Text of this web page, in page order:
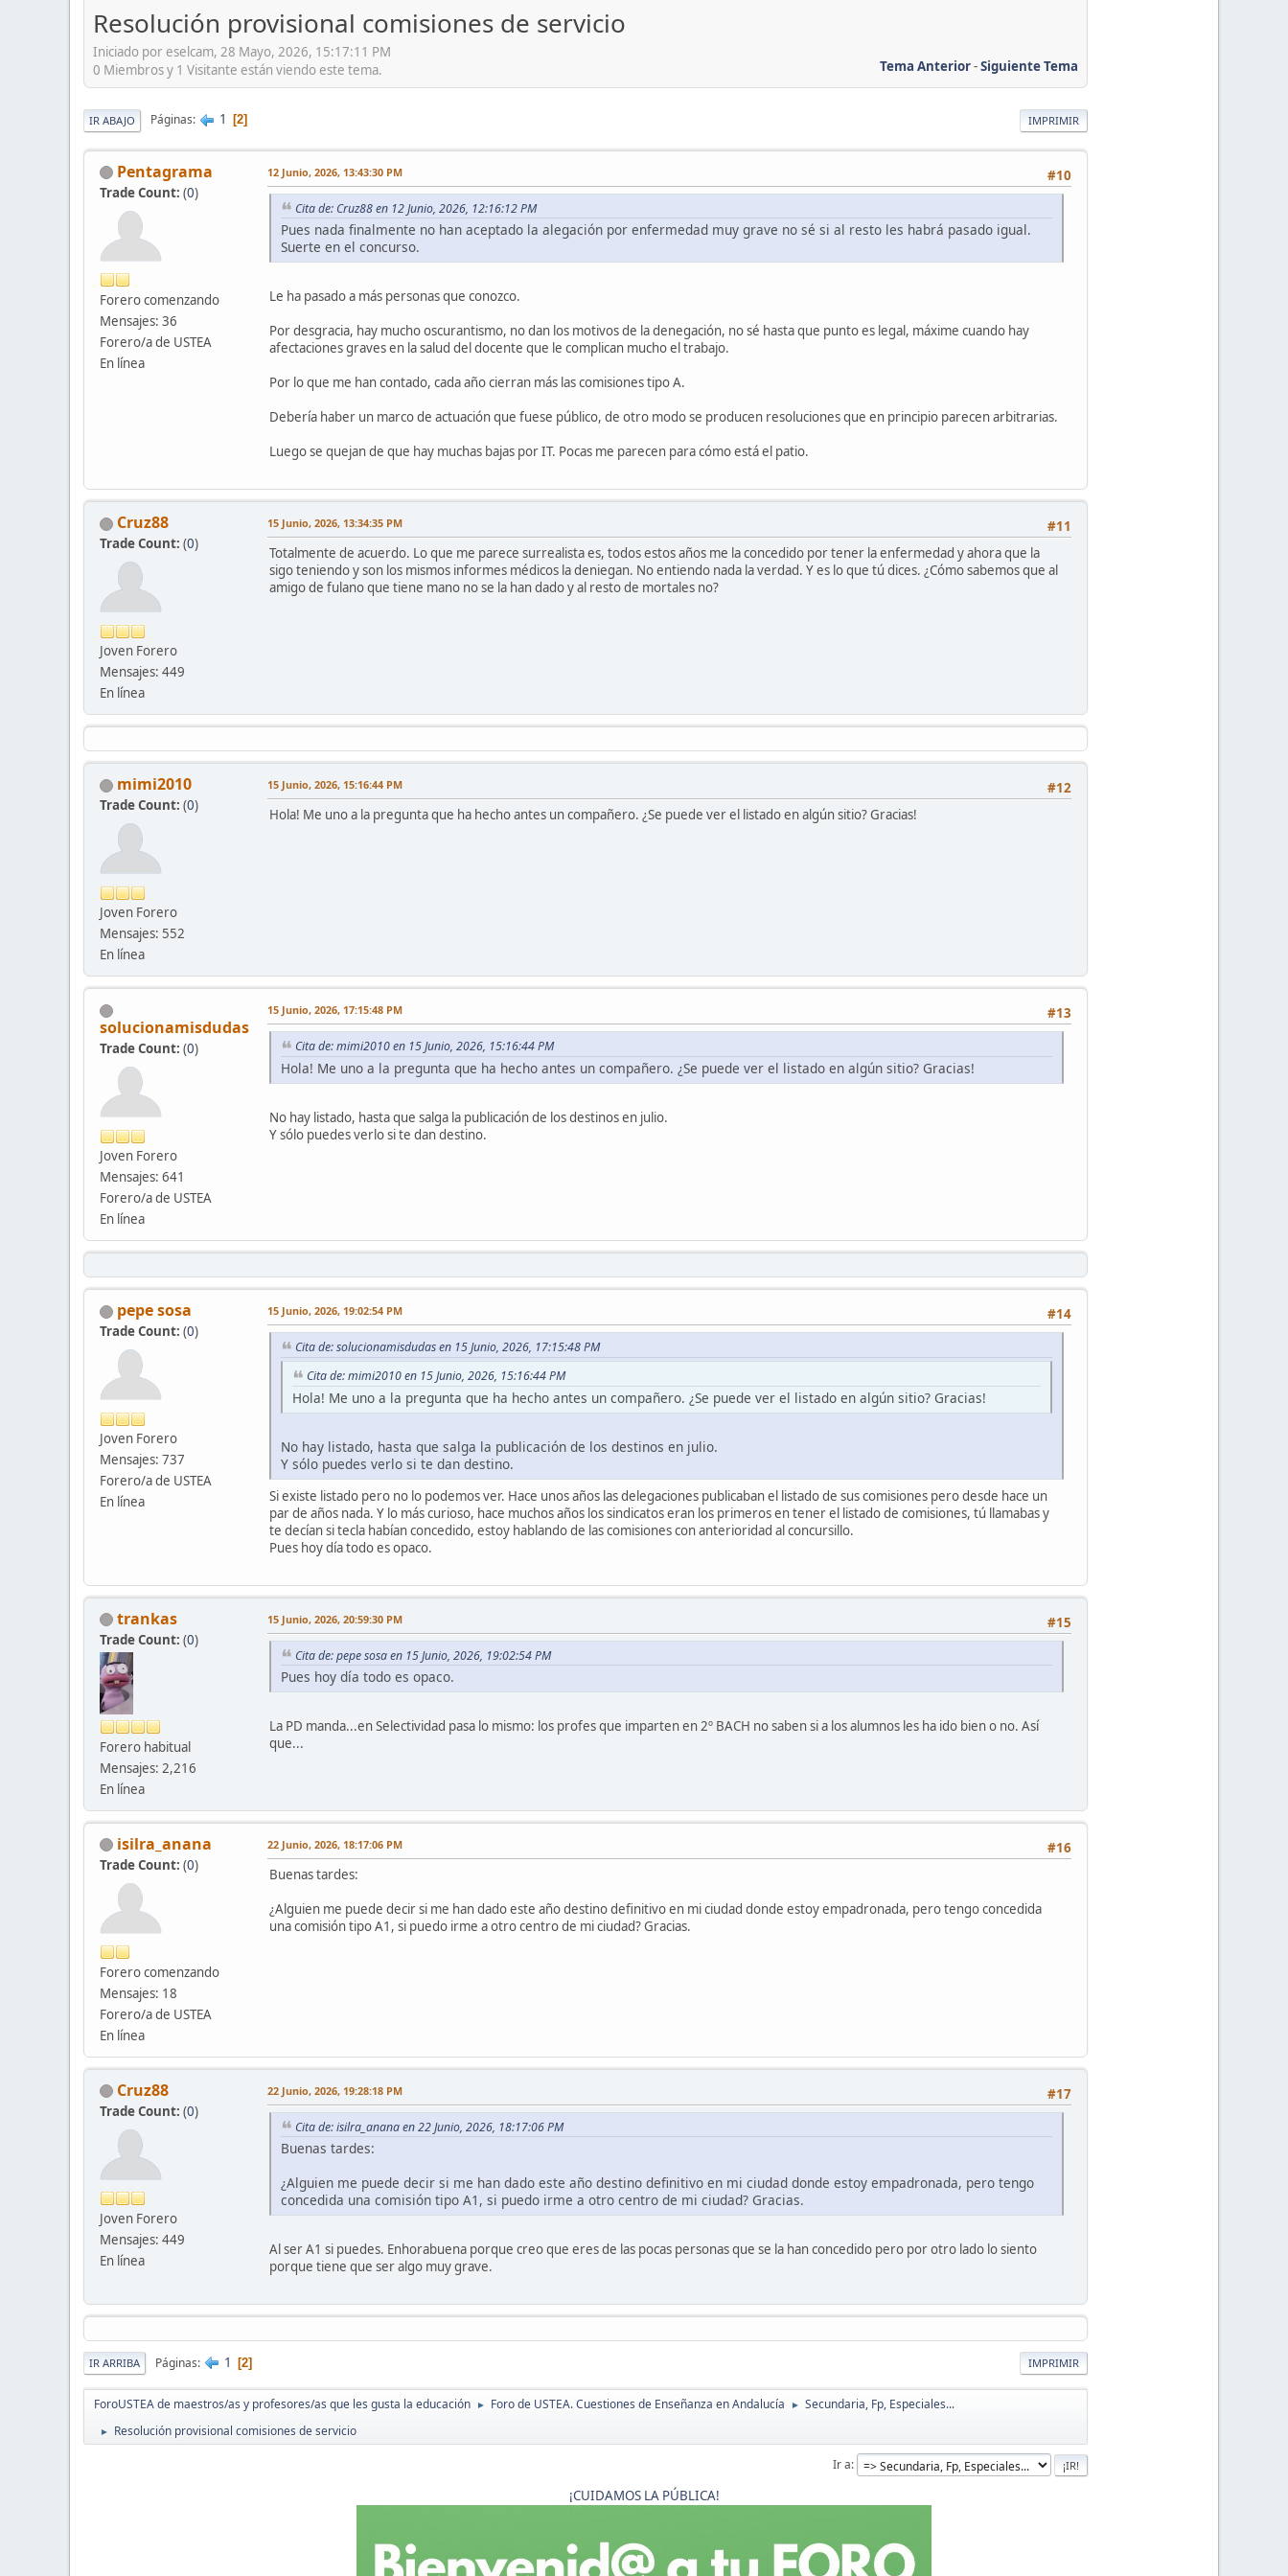
Resolución provisional comisiones de servicio
Iniciado por eselcam, 28 Mayo, 2026, 15:17:11 PM
Tema Anterior-Siguiente Tema
0 Miembros y 1 Visitante están viendo este tema.
IMPRIMIR
IR ABAJO Páginas 1 2
Pentagrama
Trade Count: (0)
Forero comenzando
Mensajes: 36
Forero/a de USTEA
En línea
#10
12 Junio, 2026, 13:43:30 PM
Cita de: Cruz88 en 12 Junio, 2026, 12:16:12 PM
Pues nada finalmente no han aceptado la alegación por enfermedad muy grave no sé si al resto les habrá pasado igual.
Suerte en el concurso.
Le ha pasado a más personas que conozco.
Por desgracia, hay mucho oscurantismo, no dan los motivos de la denegación, no sé hasta que punto es legal, máxime cuando hay
afectaciones graves en la salud del docente que le complican mucho el trabajo.
Por lo que me han contado, cada año cierran más las comisiones tipo A.
Debería haber un marco de actuación que fuese público, de otro modo se producen resoluciones que en principio parecen arbitrarias.
Luego se quejan de que hay muchas bajas por IT. Pocas me parecen para cómo está el patio.
Cruz88
Trade Count: (0)
Joven Forero
Mensajes: 449
En línea
#11
15 Junio, 2026, 13:34:35 PM
Totalmente de acuerdo. Lo que me parece surrealista es, todos estos años me la concedido por tener la enfermedad y ahora que la
sigo teniendo y son los mismos informes médicos la deniegan. No entiendo nada la verdad. Y es lo que tú dices. ¿Cómo sabemos que al
amigo de fulano que tiene mano no se la han dado y al resto de mortales no?
mimi2010
Trade Count: (0)
Joven Forero
Mensajes: 552
En línea
#12
15 Junio, 2026, 15:16:44 PM
Hola! Me uno a la pregunta que ha hecho antes un compañero. ¿Se puede ver el listado en algún sitio? Gracias!
solucionamisdudas
Trade Count: (0)
Joven Forero
Mensajes: 641
Forero/a de USTEA
En línea
#13
15 Junio, 2026, 17:15:48 PM
Cita de: mimi2010 en 15 Junio, 2026, 15:16:44 PM
Hola! Me uno a la pregunta que ha hecho antes un compañero. ¿Se puede ver el listado en algún sitio? Gracias!
No hay listado, hasta que salga la publicación de los destinos en julio.
Y sólo puedes verlo si te dan destino.
pepe sosa
Trade Count: (0)
Joven Forero
Mensajes: 737
Forero/a de USTEA
En línea
#14
15 Junio, 2026, 19:02:54 PM
Cita de: solucionamisdudas en 15 Junio, 2026, 17:15:48 PM
Cita de: mimi2010 en 15 Junio, 2026, 15:16:44 PM
Hola! Me uno a la pregunta que ha hecho antes un compañero. ¿Se puede ver el listado en algún sitio? Gracias!
No hay listado, hasta que salga la publicación de los destinos en julio.
Y sólo puedes verlo si te dan destino.
Si existe listado pero no lo podemos ver. Hace unos años las delegaciones publicaban el listado de sus comisiones pero desde hace un
par de años nada. Y lo más curioso, hace muchos años los sindicatos eran los primeros en tener el listado de comisiones, tú llamabas y
te decían si tecla habían concedido, estoy hablando de las comisiones con anterioridad al concursillo.
Pues hoy día todo es opaco.
trankas
Trade Count: (0)
Forero habitual
Mensajes: 2,216
En línea
#15
15 Junio, 2026, 20:59:30 PM
Cita de: pepe sosa en 15 Junio, 2026, 19:02:54 PM
Pues hoy día todo es opaco.
La PD manda...en Selectividad pasa lo mismo: los profes que imparten en 2º BACH no saben si a los alumnos les ha ido bien o no. Así
que...
isilra_anana
Trade Count: (0)
Forero comenzando
Mensajes: 18
Forero/a de USTEA
En línea
#16
22 Junio, 2026, 18:17:06 PM
Buenas tardes:
¿Alguien me puede decir si me han dado este año destino definitivo en mi ciudad donde estoy empadronada, pero tengo concedida
una comisión tipo A1, si puedo irme a otro centro de mi ciudad? Gracias.
Cruz88
Trade Count: (0)
Joven Forero
Mensajes: 449
En línea
#17
22 Junio, 2026, 19:28:18 PM
Cita de: isilra_anana en 22 Junio, 2026, 18:17:06 PM
Buenas tardes:
¿Alguien me puede decir si me han dado este año destino definitivo en mi ciudad donde estoy empadronada, pero tengo
concedida una comisión tipo A1, si puedo irme a otro centro de mi ciudad? Gracias.
Al ser A1 si puedes. Enhorabuena porque creo que eres de las pocas personas que se la han concedido pero por otro lado lo siento
porque tiene que ser algo muy grave.
IMPRIMIR
IR ARRIBA Páginas 1 2
ForoUSTEA de maestros/as y profesores/as que les gusta la educación ► Foro de USTEA. Cuestiones de Enseñanza en Andalucía ► Secundaria, Fp, Especiales...
► Resolución provisional comisiones de servicio
Ir a
¡CUIDAMOS LA PÚBLICA!